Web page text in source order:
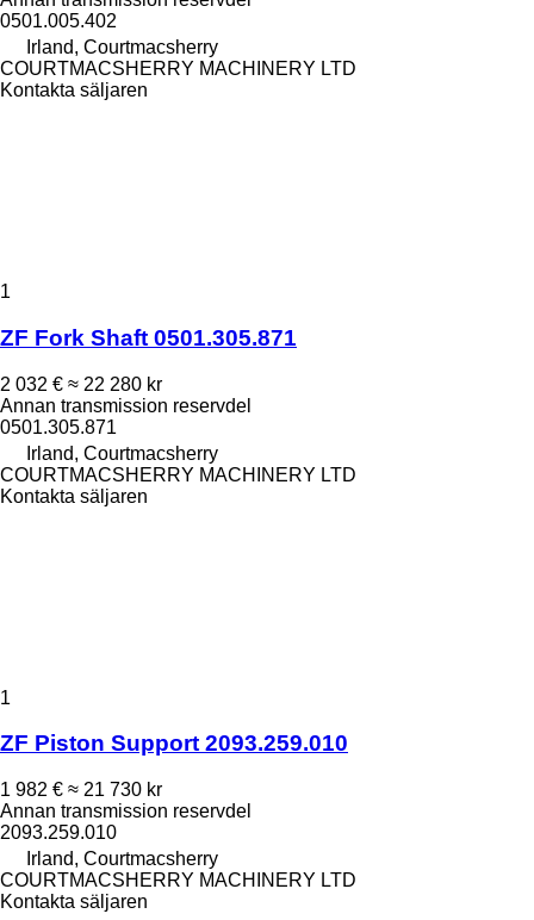
0501.005.402
Irland, Courtmacsherry
COURTMACSHERRY MACHINERY LTD
Kontakta säljaren
1
ZF Fork Shaft 0501.305.871
2 032 € ≈ 22 280 kr
Annan transmission reservdel
0501.305.871
Irland, Courtmacsherry
COURTMACSHERRY MACHINERY LTD
Kontakta säljaren
1
ZF Piston Support 2093.259.010
1 982 € ≈ 21 730 kr
Annan transmission reservdel
2093.259.010
Irland, Courtmacsherry
COURTMACSHERRY MACHINERY LTD
Kontakta säljaren